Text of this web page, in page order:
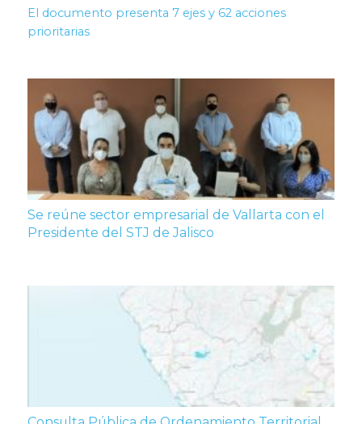
El documento presenta 7 ejes y 62 acciones
prioritarias
Se reúne sector empresarial de Vallarta con el
Presidente del STJ de Jalisco